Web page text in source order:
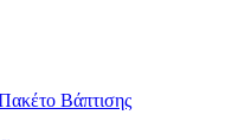
Βάπτισης